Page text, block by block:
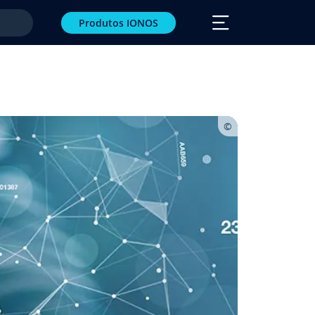
Produtos IONOS